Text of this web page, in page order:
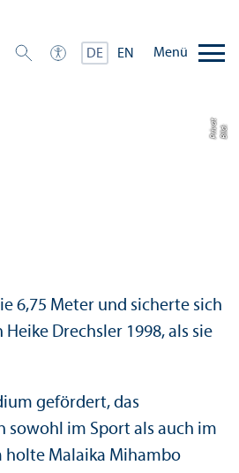
DE EN Menü
Bil
d:
P
ri
v
a
t
6,75 Meter und sicherte sich
Drechsler 1998, als sie
gefördert, das
im Sport als auch im
holte Malaika Mihambo